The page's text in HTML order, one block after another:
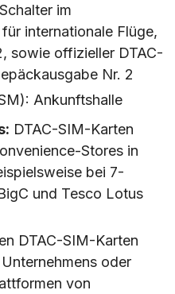
im
internationale Flüge,
sowie offizieller DTAC-
Nr. 2
Ankunftshalle
DTAC-SIM-Karten
Stores in
bei 7-
und Tesco Lotus
DTAC-SIM-Karten
oder
von